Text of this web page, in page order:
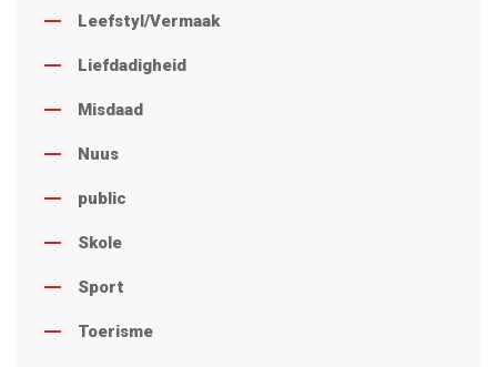
Leefstyl/Vermaak
Liefdadigheid
Misdaad
Nuus
public
Skole
Sport
Toerisme